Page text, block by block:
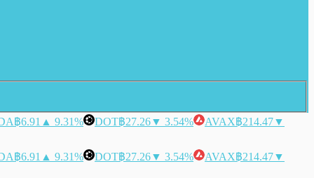
฿6.91 ▲ 9.31% DOT฿27.26▼ 3.54% AVAX฿214.47▼
฿6.91 ▲ 9.31% DOT฿27.26▼ 3.54% AVAX฿214.47▼